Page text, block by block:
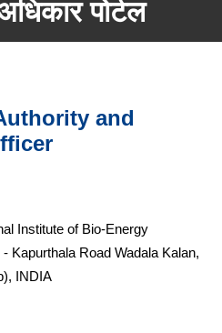
पोर्टल
and
Institute of Bio-Energy
Kapurthala Road Wadala Kalan,
INDIA